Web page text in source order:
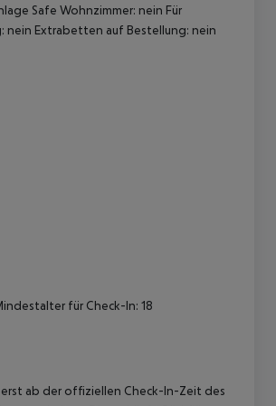
Safe Wohnzimmer: nein Für
nein Extrabetten auf Bestellung: nein
für Check-In: 18
ab der offiziellen Check-In-Zeit des